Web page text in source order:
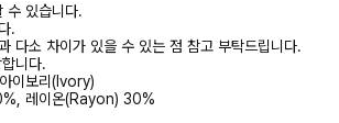
수 있습니다.
.
다소 차이가 있을 수 있는 점 참고 부탁드립니다.
니다.
이보리(Ivory)
레이온(Rayon) 30%